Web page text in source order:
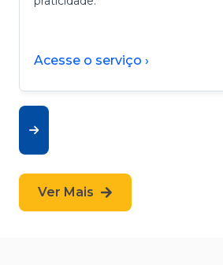
Acesse o serviço ›
Ver Mais